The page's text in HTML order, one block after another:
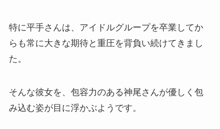
特に平手さんは、アイドルグループを卒業してか
らも常に大きな期待と重圧を背負い続けてきまし
た。
そんな彼女を、包容力のある神尾さんが優しく包
み込む姿が目に浮かぶようです。